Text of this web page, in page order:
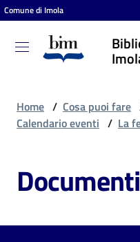
Vai al contenuto
Vai alla navigazione
Vai al footer
Comune di Imola
Biblioteca
comunale
puoi
Home / Cosa puoi fare
Calendario eventi / La
Documenti